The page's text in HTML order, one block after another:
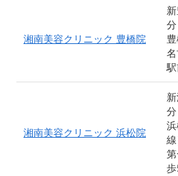
湘南美容クリニック 豊橋院
分
湘南美容クリニック 浜松院
分